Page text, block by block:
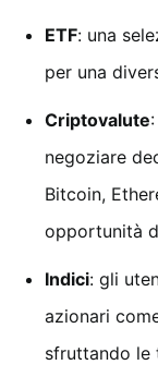
ETF: una
per una
Criptovalute
negoziare
Bitcoin,
opportunità
Indici: gli
azionari
sfruttando le